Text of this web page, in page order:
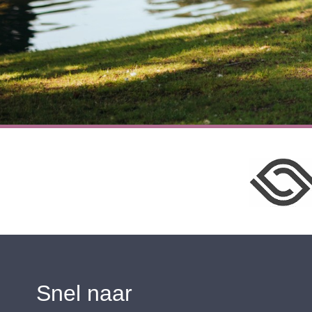
Snel naar